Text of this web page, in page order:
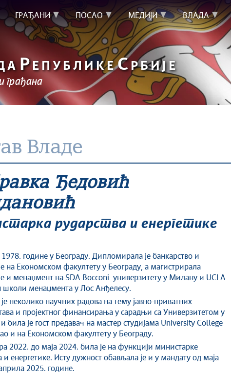
ГРАЂАНИ ПОСАО МЕДИЈИ ВЛАДА
Р ЕПУБЛИКЕС РБИЈЕ
грађана
Владе
Ђедовић
рударства и енергетике
1978. године у Београду. Дипломирала је банкарство и
на Економском факултету у Београду, а магистрирала
и менаџмент на SDA Bocconi универзитету у Милану и UCLA
школи менаџмента у Лос Анђелесу.
неколико научних радова на тему јавно-приватних
и пројектног финансирања у сарадњи са Универзитетом у
и била је гост предавач на мастер студијама University College
и на Економском факултету у Београду.
2022. до маја 2024. била је на функцији министарке
и енергетике. Исту дужност обављала је и у мандату од маја
2025. године.